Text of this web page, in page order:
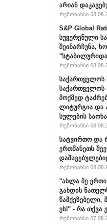
არიან
რეზონანსი
S&P Global
სუვერენული
შეინარჩუნა,
რეზონანსი
საქართველოს
საქართველოს
მოქმედ
ლიტურგია და
სულების
რეზონანსი
სატვირთო და
ერთმანეთს
რეზონანსი
"ახლა მე ერთი
გახდის
წამქეზებელი,
ეს!" - რა თქვა
რეზონანსი